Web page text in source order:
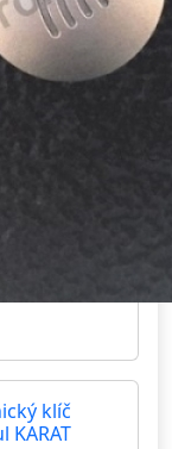
klíč
KARAT